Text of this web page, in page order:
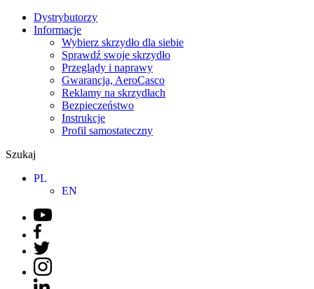
Dystrybutorzy
Informacje
Wybierz skrzydło dla siebie
Sprawdź swoje skrzydło
Przeglądy i naprawy
Gwarancja, AeroCasco
Reklamy na skrzydłach
Bezpieczeństwo
Instrukcje
Profil samostateczny
Szukaj
PL
EN